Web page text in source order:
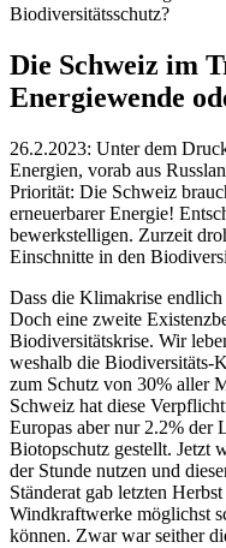
Biodiversitätsschutz?
Die Schweiz im
Energiewende
26.2.2023: Unter dem
Energien, vorab aus
Priorität: Die Schweiz
erneuerbarer Energie!
bewerkstelligen. Zurzeit
Einschnitte in den
Dass die Klimakrise
Doch eine zweite
Biodiversitätskrise. Wir
weshalb die Biodiversitäts-
zum Schutz von 30% aller
Schweiz hat diese
Europas aber nur 2.2% der
Biotopschutz gestellt. Jetzt
der Stunde nutzen und
Ständerat gab letzten
Windkraftwerke möglichst
können. Zwar war seither